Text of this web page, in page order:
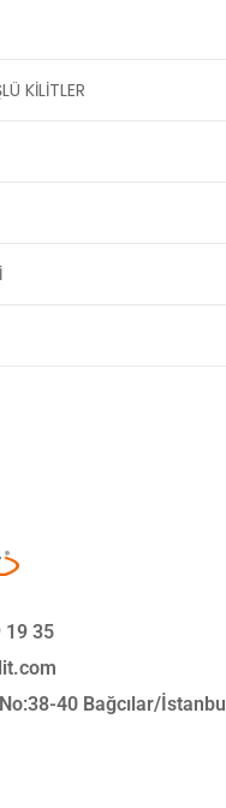
KİLİTLER
19 35
40 Bağcılar/İstanbul